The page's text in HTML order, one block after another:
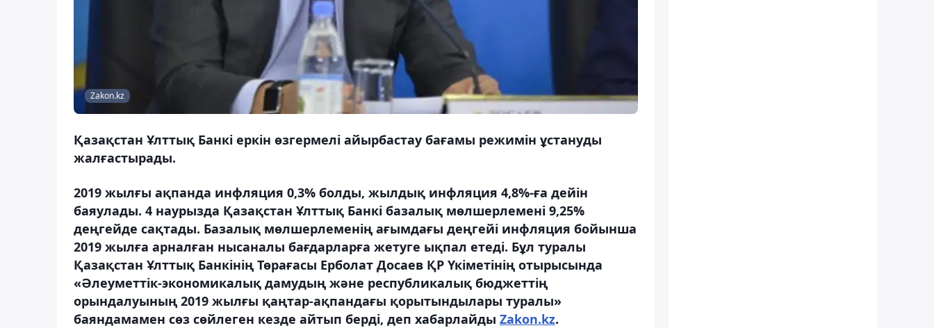
Zakon.kz
Қазақстан Ұлттық Банкі еркін өзгермелі айырбастау бағамы режимін ұстануды
жалғастырады.
2019 жылғы ақпанда инфляция 0,3% болды, жылдық инфляция 4,8%-ға дейін
баяулады. 4 наурызда Қазақстан Ұлттық Банкі базалық мөлшерлемені 9,25%
деңгейде сақтады. Базалық мөлшерлеменің ағымдағы деңгейі инфляция бойынша
2019 жылға арналған нысаналы бағдарларға жетуге ықпал етеді. Бұл туралы
Қазақстан Ұлттық Банкінің Төрағасы Ерболат Досаев ҚР Үкіметінің отырысында
«Әлеуметтік-экономикалық дамудың және республикалық бюджеттің
орындалуының 2019 жылғы қаңтар-ақпандағы қорытындылары туралы»
баяндамамен сөз сөйлеген кезде айтып берді, деп хабарлайды Zakon.kz.